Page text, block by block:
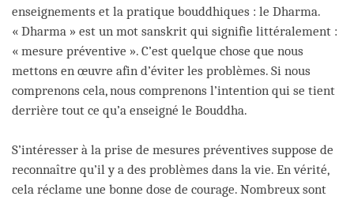
enseignements et la pratique bouddhiques : le Dharma.
« Dharma » est un mot sanskrit qui signifie littéralement :
« mesure préventive ». C’est quelque chose que nous
mettons en œuvre afin d’éviter les problèmes. Si nous
comprenons cela, nous comprenons l’intention qui se tient
derrière tout ce qu’a enseigné le Bouddha.
S’intéresser à la prise de mesures préventives suppose de
reconnaître qu’il y a des problèmes dans la vie. En vérité,
cela réclame une bonne dose de courage. Nombreux sont